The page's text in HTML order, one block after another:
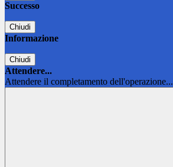
Successo
Chiudi
Informazione
Chiudi
Attendere...
Attendere il completamento dell'operazione...